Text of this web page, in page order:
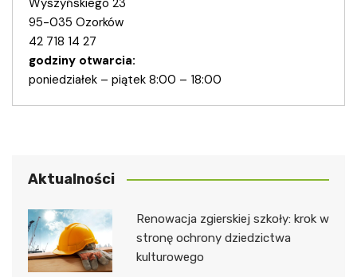
95-035 Ozorków
42 718 14 27
godziny otwarcia:
poniedziałek – piątek 8:00 – 18:00
Aktualności
Renowacja zgierskiej szkoły: krok w
stronę ochrony dziedzictwa
kulturowego